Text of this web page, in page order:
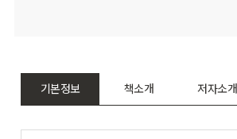
기본정보 책소개 저자소개